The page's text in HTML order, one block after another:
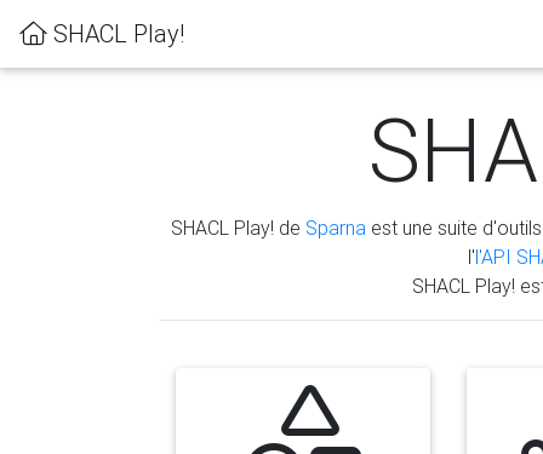
SHACL Play!
SHACL Play! de Sparna est une suite
l'l'API
SHACL Play!